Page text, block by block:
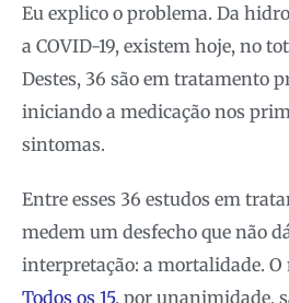
Eu explico o problema. Da
a COVID-19, existem hoje, no
Destes, 36 são em tratamento
iniciando a medicação nos
sintomas.
Entre esses 36 estudos em
medem um desfecho que não
interpretação: a mortalidade.
Todos os 15, por unanimidade,